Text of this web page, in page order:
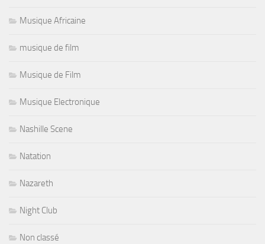
Musique Africaine
musique de film
Musique de Film
Musique Electronique
Nashille Scene
Natation
Nazareth
Night Club
Non classé